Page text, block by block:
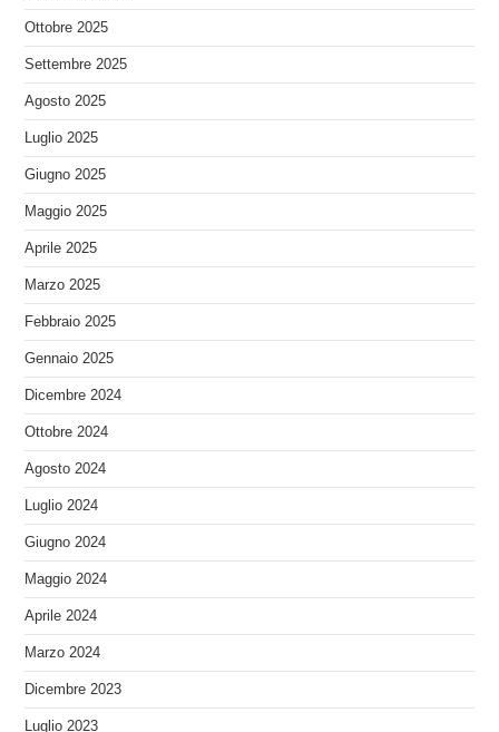
Ottobre 2025
Settembre 2025
Agosto 2025
Luglio 2025
Giugno 2025
Maggio 2025
Aprile 2025
Marzo 2025
Febbraio 2025
Gennaio 2025
Dicembre 2024
Ottobre 2024
Agosto 2024
Luglio 2024
Giugno 2024
Maggio 2024
Aprile 2024
Marzo 2024
Dicembre 2023
Luglio 2023